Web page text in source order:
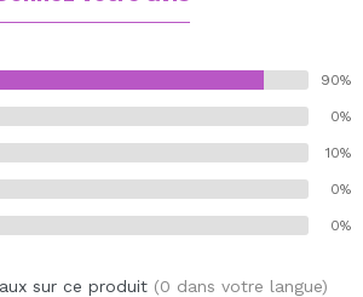
90%
0%
10%
0%
0%
sur ce produit (0 dans votre langue)